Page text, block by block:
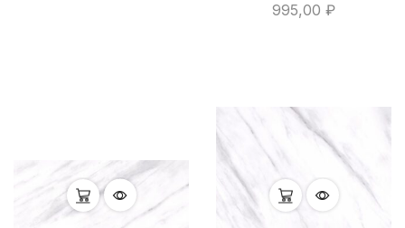
995,00 ₽